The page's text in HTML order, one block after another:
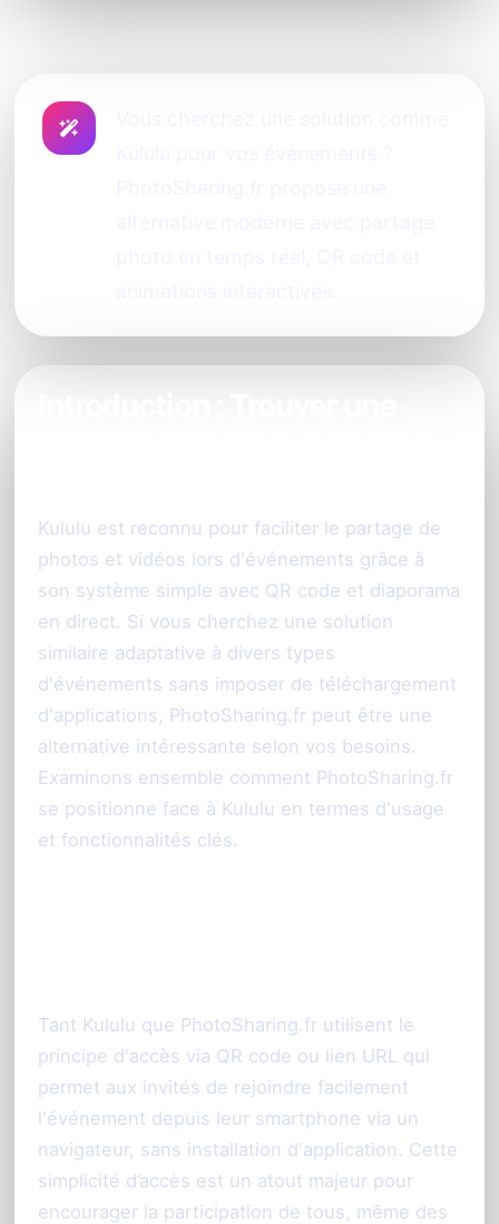
Kululu est reconnu pour faciliter le partage de
photos et vidéos lors d'événements grâce à
son système simple avec QR code et diaporama
en direct. Si vous cherchez une solution
similaire adaptative à divers types
d'événements sans imposer de téléchargement
d'applications, PhotoSharing.fr peut être une
alternative intéressante selon vos besoins.
Examinons ensemble comment PhotoSharing.fr
se positionne face à Kululu en termes d'usage
et fonctionnalités clés.
Tant Kululu que PhotoSharing.fr utilisent le
principe d'accès via QR code ou lien URL qui
permet aux invités de rejoindre facilement
l'événement depuis leur smartphone via un
navigateur, sans installation d'application. Cette
simplicité d’accès est un atout majeur pour
encourager la participation de tous, même des